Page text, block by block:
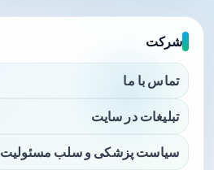
شرکت
تماس با ما
تبلیغات در سایت
سیاست پزشکی و سلب مسئولیت